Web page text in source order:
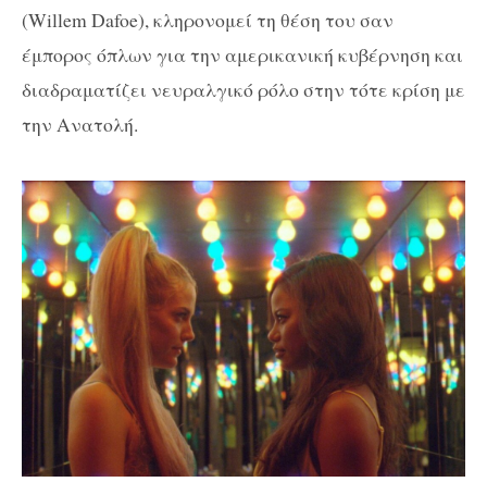
(Willem Dafoe), κληρονομεί τη θέση του σαν
έμπορος όπλων για την αμερικανική κυβέρνηση και
διαδραματίζει νευραλγικό ρόλο στην τότε κρίση με
την Ανατολή.